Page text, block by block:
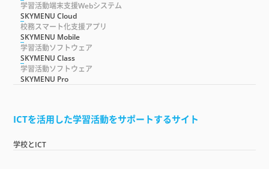
学習活動端末支援Webシステム
SKYMENU Cloud
校務スマート化支援アプリ
SKYMENU Mobile
学習活動ソフトウェア
SKYMENU Class
学習活動ソフトウェア
SKYMENU Pro
ICTを活用した学習活動をサポートするサイト
学校とICT